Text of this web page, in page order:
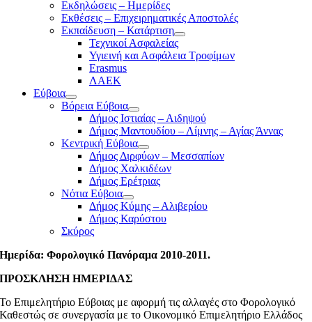
Εκδηλώσεις – Ημερίδες
Εκθέσεις – Επιχειρηματικές Αποστολές
Εκπαίδευση – Κατάρτιση
Τεχνικοί Ασφαλείας
Υγιεινή και Ασφάλεια Τροφίμων
Erasmus
ΛΑΕΚ
Εύβοια
Βόρεια Εύβοια
Δήμος Ιστιαίας – Αιδηψού
Δήμος Μαντουδίου – Λίμνης – Αγίας Άννας
Κεντρική Εύβοια
Δήμος Διρφύων – Μεσσαπίων
Δήμος Χαλκιδέων
Δήμος Ερέτριας
Νότια Εύβοια
Δήμος Κύμης – Αλιβερίου
Δήμος Καρύστου
Σκύρος
Ημερίδα: Φορολογικό Πανόραμα 2010-2011.
ΠΡΟΣΚΛΗΣΗ ΗΜΕΡΙΔΑΣ
Το Επιμελητήριο Εύβοιας με αφορμή τις αλλαγές στο Φορολογικό
Καθεστώς σε συνεργασία με το Οικονομικό Επιμελητήριο Ελλάδος